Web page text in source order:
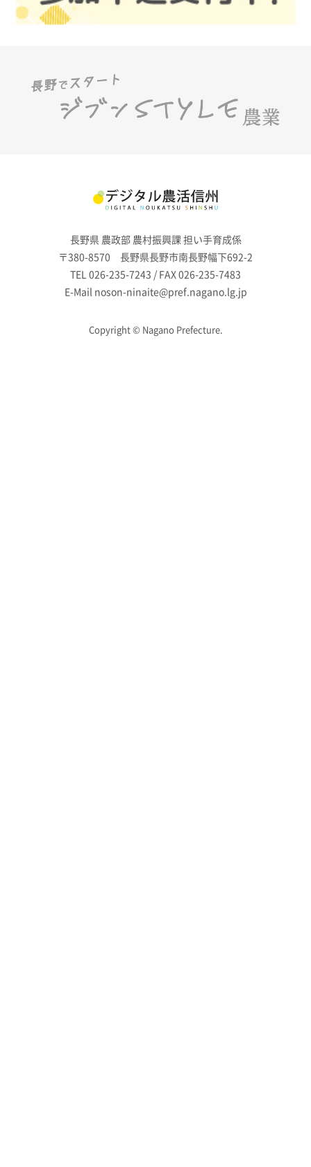
長野県 農政部 農村振興課 担い手育成係
〒380-8570 長野県長野市南長野幅下692-2
TEL 026-235-7243 / FAX 026-235-7483
E-Mail noson-ninaite@pref.nagano.lg.jp
Copyright © Nagano Prefecture.